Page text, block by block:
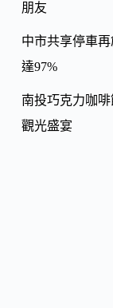
朋友
中市共享停車
達97%
南投巧克力咖
觀光盛宴